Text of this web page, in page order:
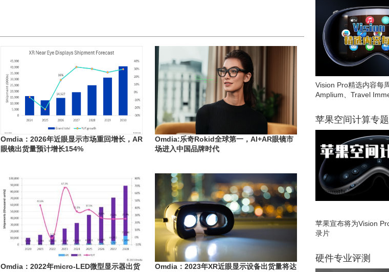
Omdia：2026年近眼显示市场重回增长，AR
眼镜出货量预计增长154%
Omdia:乐奇Rokid全球第一，Al+AR眼镜市
场进入中国品牌时代
Omdia：2022年micro-LED微型显示器出货
Omdia：2023年XR近眼显示设备出货量将达
Vision Pro精选内容每
Amplium、Travel
苹果空间计算专题
苹果宣布将为Vision
录片
硬件专业评测